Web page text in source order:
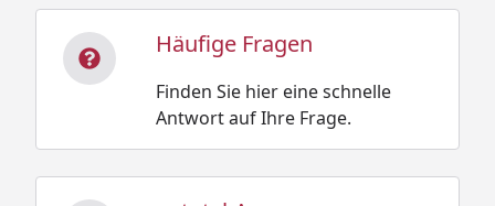
Häufige Fragen
Finden Sie hier eine schnelle
Antwort auf Ihre Frage.